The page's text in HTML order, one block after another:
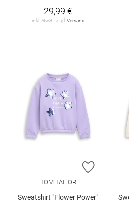
29,99 €
inkl. MwSt. zzgl. Versand
ZUR
TOM TAILOR
Sweatshirt "Flower Power"